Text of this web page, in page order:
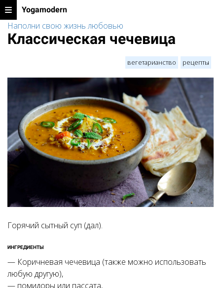
Yogamodern
Наполни свою жизнь любовью
Классическая чечевица
вегетарианство рецепты
Горячий сытный суп (дал).
ИНГРЕДИЕНТЫ
— Коричневая чечевица (также можно использовать
любую другую),
— помидоры или пассата,